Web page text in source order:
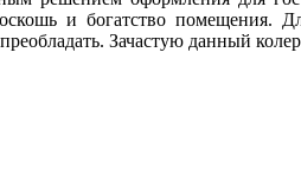
и богатство помещения.
Зачастую данный